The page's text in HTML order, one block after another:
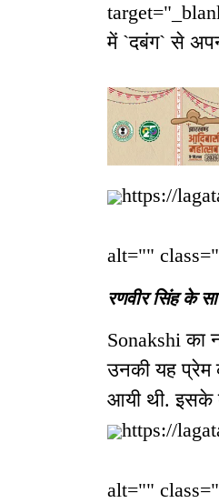
में `दबंग` से
https://
alt=""
रणवीर सिंह के
Sonakshi का
उनकी यह प्रेम
आयी थी. इसके
https://
alt=""